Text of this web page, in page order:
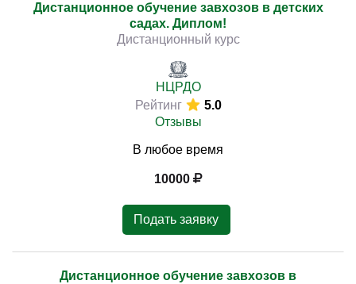
Дистанционное обучение завхозов в детских
садах. Диплом!
Дистанционный курс
НЦРДО
Рейтинг
5.0
Отзывы
В любое время
10000
Подать заявку
Дистанционное обучение завхозов в